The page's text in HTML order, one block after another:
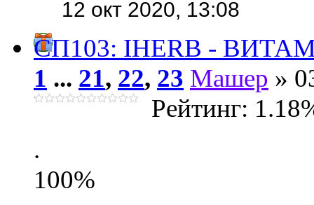
12 окт 2020, 13:08
СП103: IHERB -
1 ... 21, 22, 23 Машер »
Рейтинг:
.
100%